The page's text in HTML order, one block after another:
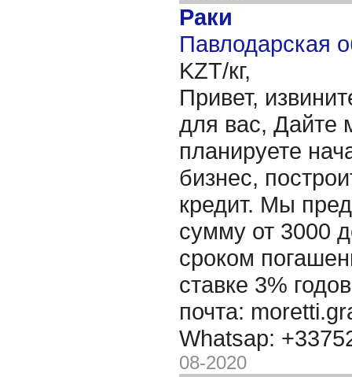
Раки
Павлодарская
KZT/кг,
Привет,
для вас, Дайте
планируете
бизнес,
кредит. Мы
сумму от 3000
сроком
ставке 3%
почта:
Whatsap:
08-2020